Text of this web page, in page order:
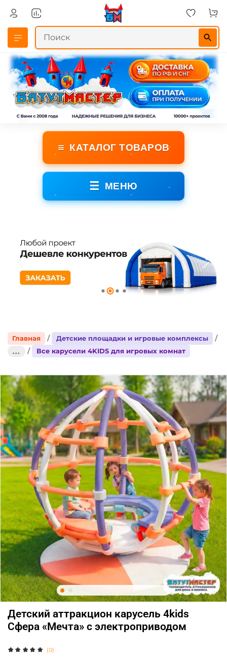
≡ КАТАЛОГ ТОВАРОВ
☰ МЕНЮ
Главная
Детские площадки и игровые комплексы
...
Все карусели 4KIDS для игровых комнат
(0)
Детский аттракцион карусель 4kids
Сфера «Мечта» c электроприводом